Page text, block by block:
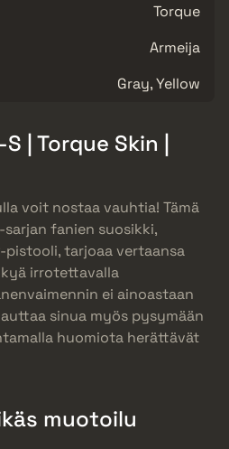
Torque
Armeija
Gray, Yellow
| Torque Skin |
voit nostaa vauhtia! Tämä
fanien suosikki,
pistooli, tarjoaa vertaansa
irrotettavalla
ei ainoastaan
sinua myös pysymään
huomiota herättävät
muotoilu